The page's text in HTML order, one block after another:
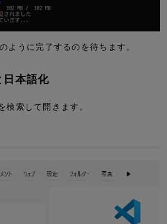
ように完了するのを待ちます。
本語化
索して開きます。